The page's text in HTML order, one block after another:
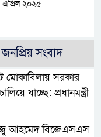
২০২৫
জনপ্রিয় সংবাদ
মোকাবিলায় সরকার
যাচ্ছে: প্রধানমন্ত্রী
আহমেদ বিজেএসএস